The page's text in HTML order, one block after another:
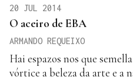
20 JUL 2014
O aceiro de EBA
ARMANDO REQUEIXO
Hai espazos nos que
vórtice a beleza da arte e a